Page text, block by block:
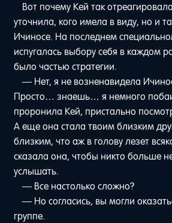
Вот почему Кей так
уточнила, кого имела в виду, но и
Ичиносе. На последнем
испугалась выбору себя в каждом
было частью стратегии.
— Нет, я не возненавидела
Просто… знаешь… я немного
проронила Кей, пристально
А еще она стала твоим близким
близким, что аж в голову лезет
сказала она, чтобы никто больше
услышать.
— Все настолько сложно?
— Но согласись, вы могли
группе.